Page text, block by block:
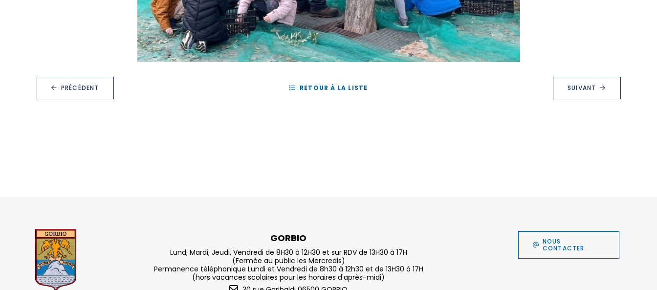
PRÉCÉDENT RETOUR À LA LISTE SUIVANT
GORBIO
Lund, Mardi, Jeudi, Vendredi de 8H30 à 12H30 et sur RDV de 13H30 à 17H
(Fermée au public les Mercredis)
Permanence téléphonique Lundi et Vendredi de 8h30 à 12h30 et de 13H30 à 17H
(hors vacances scolaires pour les horaires d'après-midi)
NOUS
CONTACTER